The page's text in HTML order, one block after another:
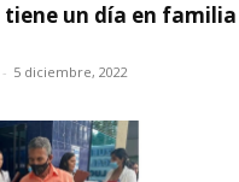
tiene un día en familia
- 5 diciembre, 2022